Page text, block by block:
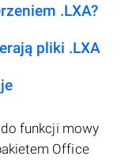
.LXA?
pliki .LXA
funkcji mowy
Office